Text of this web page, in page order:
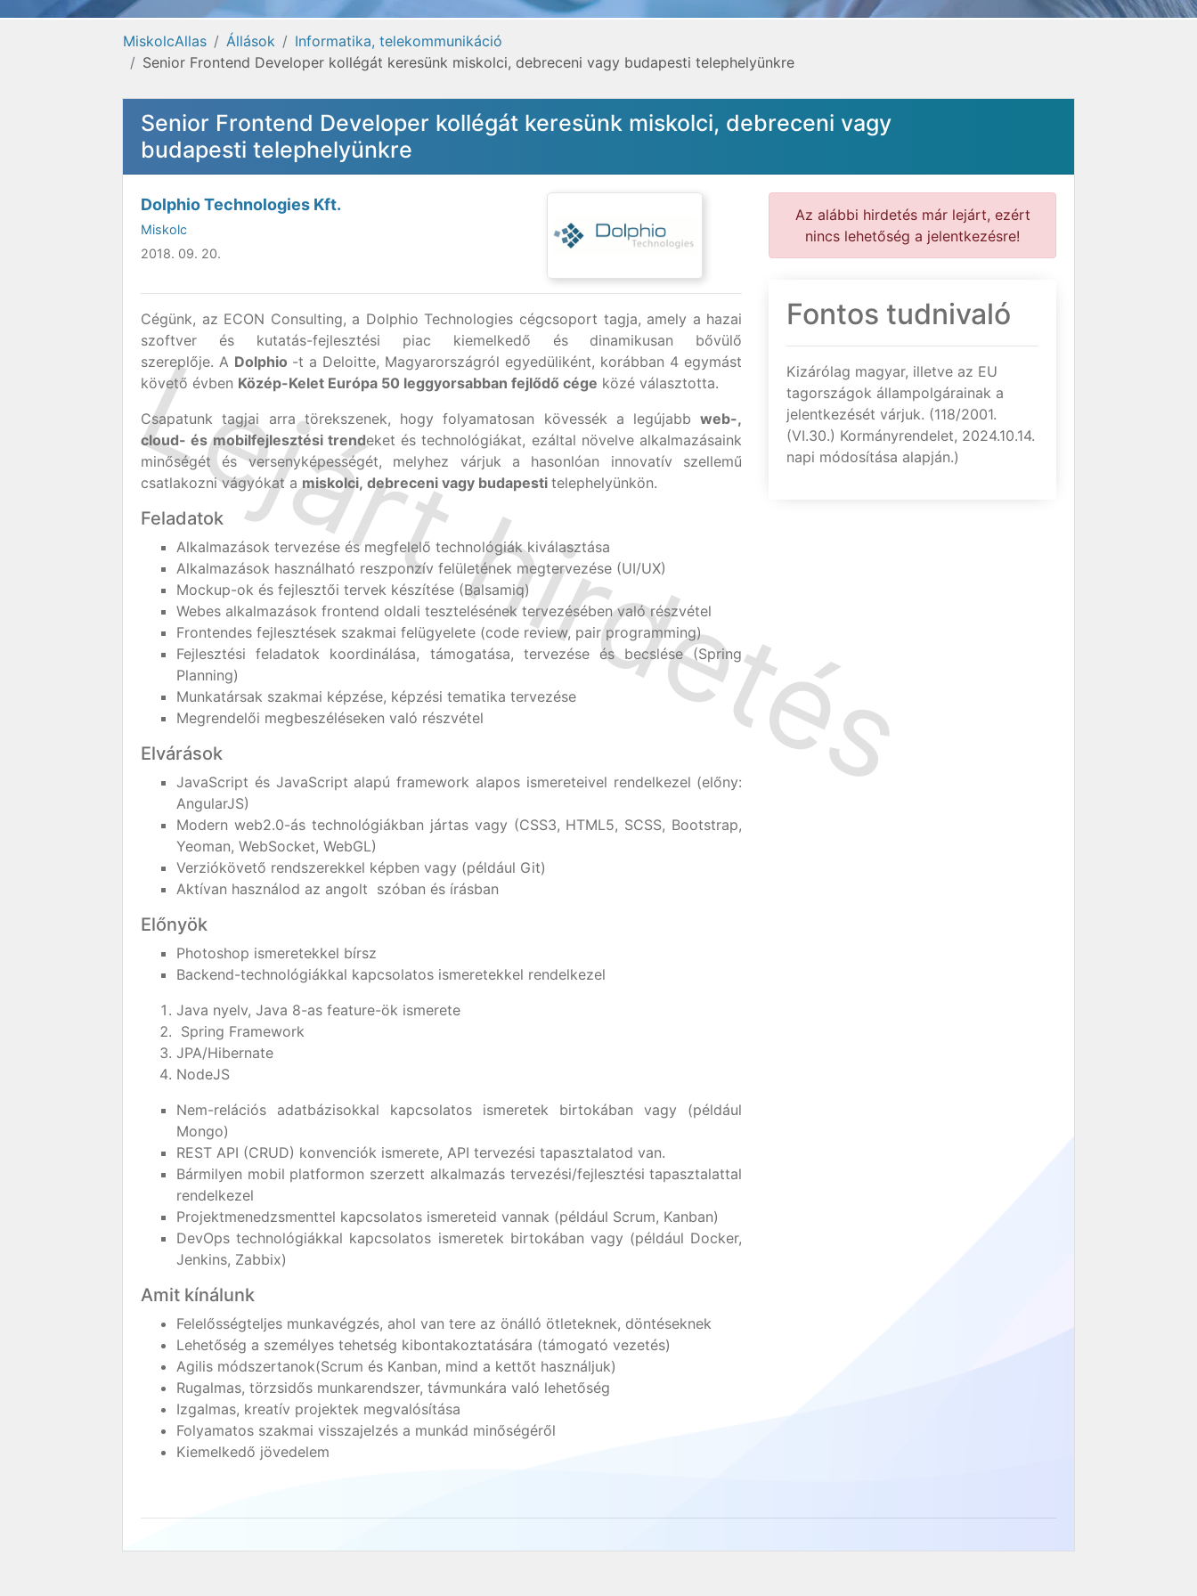
MiskolcAllas Állások
Informatika, telekommunikáció
Senior Frontend Developer kollégát keresünk miskolci, debreceni vagy budapesti telephelyünkre
Senior Frontend Developer kollégát keresünk miskolci, debreceni vagy
budapesti telephelyünkre
Dolphio Technologies Kft.
Miskolc
2018. 09. 20.
Cégünk, az ECON Consulting, a Dolphio Technologies cégcsoport tagja, amely a hazai
szoftver és kutatás-fejlesztési piac kiemelkedő és dinamikusan bővülő
szereplője. A Dolphio -t a Deloitte, Magyarországról egyedüliként, korábban 4 egymást
követő évben Közép-Kelet Európa 50 leggyorsabban fejlődő cége közé választotta.
Csapatunk tagjai arra törekszenek, hogy folyamatosan kövessék a legújabbweb-,
cloud- és mobilfejlesztési trendeket és technológiákat, ezáltal növelve alkalmazásaink
minőségét és versenyképességét, melyhez várjuk a hasonlóan innovatív szellemű
csatlakozni vágyókat a miskolci, debreceni vagy budapesti telephelyünkön.
Feladatok
Alkalmazások tervezése és megfelelő technológiák kiválasztása
Alkalmazások használható reszponzív felületének megtervezése (UI/UX)
Mockup-ok és fejlesztői tervek készítése (Balsamiq)
Webes alkalmazások frontend oldali tesztelésének tervezésében való részvétel
Frontendes fejlesztések szakmai felügyelete (code review, pair programming)
Fejlesztési feladatok koordinálása, támogatása, tervezése és becslése (Spring
Planning)
Munkatársak szakmai képzése, képzési tematika tervezése
Megrendelői megbeszéléseken való részvétel
Elvárások
JavaScript és JavaScript alapú framework alapos ismereteivel rendelkezel (előny:
AngularJS)
Modern web2.0-ás technológiákban jártas vagy (CSS3, HTML5, SCSS, Bootstrap,
Yeoman, WebSocket, WebGL)
Verziókövető rendszerekkel képben vagy (például Git)
Aktívan használod az angolt szóban és írásban
Előnyök
Photoshop ismeretekkel bírsz
Backend-technológiákkal kapcsolatos ismeretekkel rendelkezel
Java nyelv, Java 8-as feature-ök ismerete
Spring Framework
JPA/Hibernate
NodeJS
Nem-relációs adatbázisokkal kapcsolatos ismeretek birtokában vagy (például
Mongo)
REST API (CRUD) konvenciók ismerete, API tervezési tapasztalatod van.
Bármilyen mobil platformon szerzett alkalmazás tervezési/fejlesztési tapasztalattal
rendelkezel
Projektmenedzsmenttel kapcsolatos ismereteid vannak (például Scrum, Kanban)
DevOps technológiákkal kapcsolatos ismeretek birtokában vagy (például Docker,
Jenkins, Zabbix)
Amit kínálunk
Felelősségteljes munkavégzés, ahol van tere az önálló ötleteknek, döntéseknek
Lehetőség a személyes tehetség kibontakoztatására (támogató vezetés)
Agilis módszertanok(Scrum és Kanban, mind a kettőt használjuk)
Rugalmas, törzsidős munkarendszer, távmunkára való lehetőség
Izgalmas, kreatív projektek megvalósítása
Folyamatos szakmai visszajelzés a munkád minőségéről
Kiemelkedő jövedelem
Az alábbi hirdetés már lejárt, ezért
nincs lehetőség a jelentkezésre!
Fontos tudnivaló
Kizárólag magyar, illetve az EU
tagországok állampolgárainak a
jelentkezését várjuk. (118/2001.
(VI.30.) Kormányrendelet, 2024.10.14.
napi módosítása alapján.)